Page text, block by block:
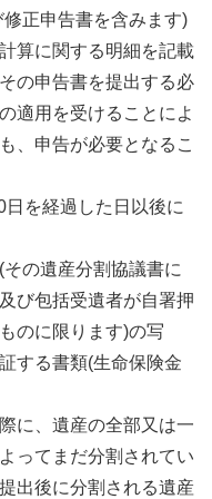
正申告書を含みます)
算に関する明細を記載
の申告書を提出する必
適用を受けることによ
、申告が必要となるこ
日を経過した日以後に
の遺産分割協議書に
び包括受遺者が自署押
のに限ります)の写
する書類(生命保険金
に、遺産の全部又は一
ってまだ分割されてい
出後に分割される遺産